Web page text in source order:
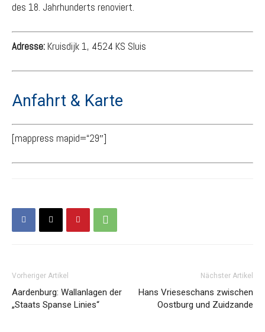
des 18. Jahrhunderts renoviert.
Adresse: Kruisdijk 1, 4524 KS Sluis
Anfahrt & Karte
[mappress mapid=“29″]
Vorheriger Artikel
Aardenburg: Wallanlagen der
„Staats Spanse Linies“
Nächster Artikel
Hans Vrieseschans zwischen
Oostburg und Zuidzande